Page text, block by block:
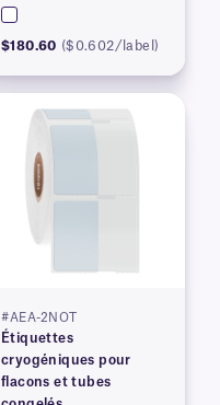
$180.60 ($0.602/label)
#AEA-2NOT
Étiquettes
cryogéniques pour
flacons et tubes